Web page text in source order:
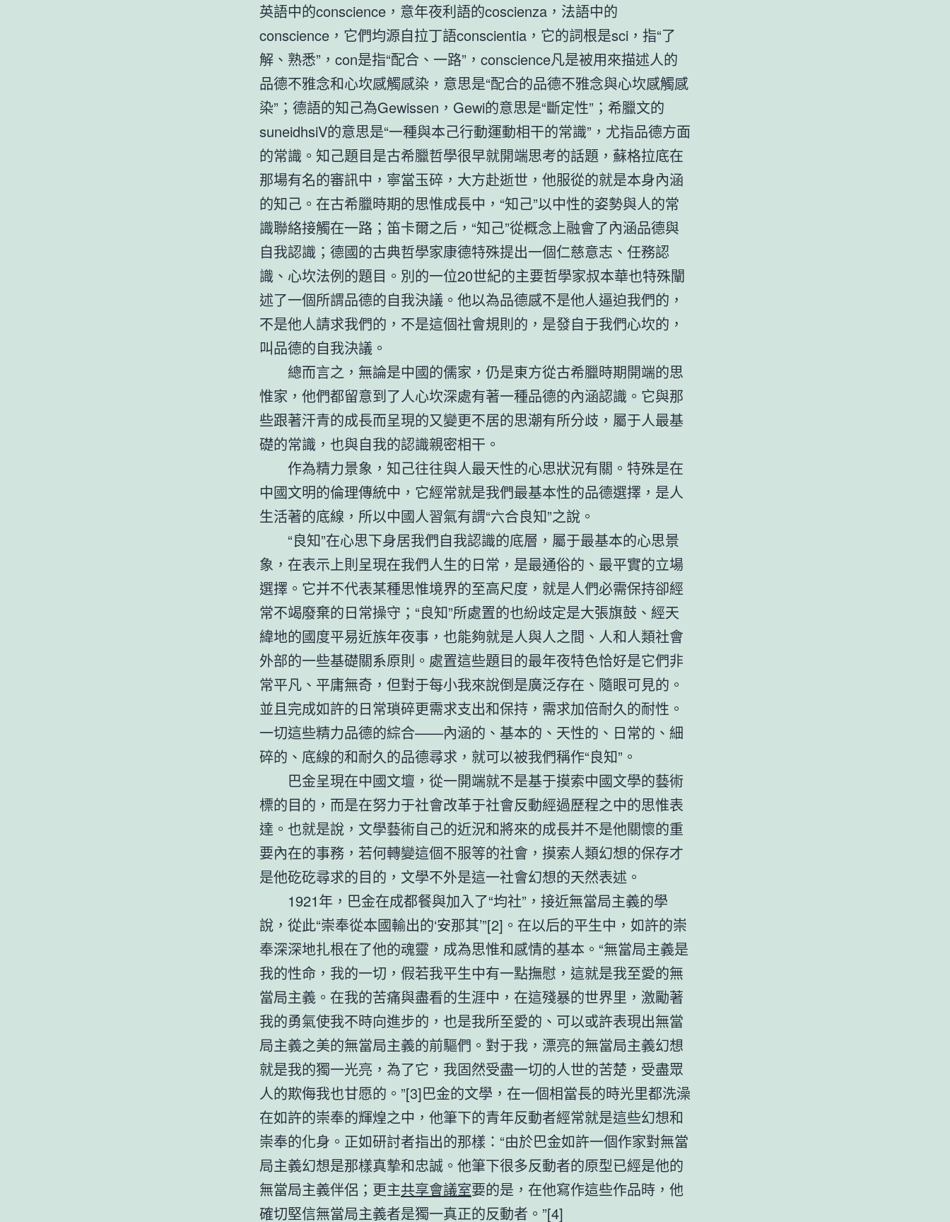
英語中的conscience，意年夜利語的coscienza，法語中的
conscience，它們均源自拉丁語conscientia，它的詞根是sci，指“了
解、熟悉”，con是指“配合、一路”，conscience凡是被用來描述人的
品德不雅念和心坎感觸感染，意思是“配合的品德不雅念與心坎感觸感
染”；德語的知己為Gewissen，Gewi的意思是“斷定性”；希臘文的
suneidhsiV的意思是“一種與本己行動運動相干的常識”，尤指品德方面
的常識。知己題目是古希臘哲學很早就開端思考的話題，蘇格拉底在
那場有名的審訊中，寧當玉碎，大方赴逝世，他服從的就是本身內涵
的知己。在古希臘時期的思惟成長中，“知己”以中性的姿勢與人的常
識聯絡接觸在一路；笛卡爾之后，“知己”從概念上融會了內涵品德與
自我認識；德國的古典哲學家康德特殊提出一個仁慈意志、任務認
識、心坎法例的題目。別的一位20世紀的主要哲學家叔本華也特殊闡
述了一個所謂品德的自我決議。他以為品德感不是他人逼迫我們的，
不是他人請求我們的，不是這個社會規則的，是發自于我們心坎的，
叫品德的自我決議。
總而言之，無論是中國的儒家，仍是東方從古希臘時期開端的思
惟家，他們都留意到了人心坎深處有著一種品德的內涵認識。它與那
些跟著汗青的成長而呈現的又變更不居的思潮有所分歧，屬于人最基
礎的常識，也與自我的認識親密相干。
作為精力景象，知己往往與人最天性的心思狀況有關。特殊是在
中國文明的倫理傳統中，它經常就是我們最基本性的品德選擇，是人
生活著的底線，所以中國人習氣有謂“六合良知”之說。
“良知”在心思下身居我們自我認識的底層，屬于最基本的心思景
象，在表示上則呈現在我們人生的日常，是最通俗的、最平實的立場
選擇。它并不代表某種思惟境界的至高尺度，就是人們必需保持卻經
常不竭廢棄的日常操守；“良知”所處置的也紛歧定是大張旗鼓、經天
緯地的國度平易近族年夜事，也能夠就是人與人之間、人和人類社會
外部的一些基礎關系原則。處置這些題目的最年夜特色恰好是它們非
常平凡、平庸無奇，但對于每小我來說倒是廣泛存在、隨眼可見的。
並且完成如許的日常瑣碎更需求支出和保持，需求加倍耐久的耐性。
一切這些精力品德的綜合——內涵的、基本的、天性的、日常的、細
碎的、底線的和耐久的品德尋求，就可以被我們稱作“良知”。
巴金呈現在中國文壇，從一開端就不是基于摸索中國文學的藝術
標的目的，而是在努力于社會改革于社會反動經過歷程之中的思惟表
達。也就是說，文學藝術自己的近況和將來的成長并不是他關懷的重
要內在的事務，若何轉變這個不服等的社會，摸索人類幻想的保存才
是他矻矻尋求的目的，文學不外是這一社會幻想的天然表述。
1921年，巴金在成都餐與加入了“均社”，接近無當局主義的學
說，從此“崇奉從本國輸出的‘安那其’”[2]。在以后的平生中，如許的崇
奉深深地扎根在了他的魂靈，成為思惟和感情的基本。“無當局主義是
我的性命，我的一切，假若我平生中有一點撫慰，這就是我至愛的無
當局主義。在我的苦痛與盡看的生涯中，在這殘暴的世界里，激勵著
我的勇氣使我不時向進步的，也是我所至愛的、可以或許表現出無當
局主義之美的無當局主義的前驅們。對于我，漂亮的無當局主義幻想
就是我的獨一光亮，為了它，我固然受盡一切的人世的苦楚，受盡眾
人的欺侮我也甘愿的。”[3]巴金的文學，在一個相當長的時光里都洗澡
在如許的崇奉的輝煌之中，他筆下的青年反動者經常就是這些幻想和
崇奉的化身。正如研討者指出的那樣：“由於巴金如許一個作家對無當
局主義幻想是那樣真摯和忠誠。他筆下很多反動者的原型已經是他的
無當局主義伴侶；更主共享會議室要的是，在他寫作這些作品時，他
確切堅信無當局主義者是獨一真正的反動者。”[4]